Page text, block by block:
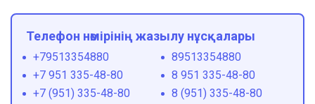
Телефон нөмірінің жазылу нұсқалары
+79513354880
89513354880
+7 951 335-48-80
8 951 335-48-80
+7 (951) 335-48-80
8 (951) 335-48-80